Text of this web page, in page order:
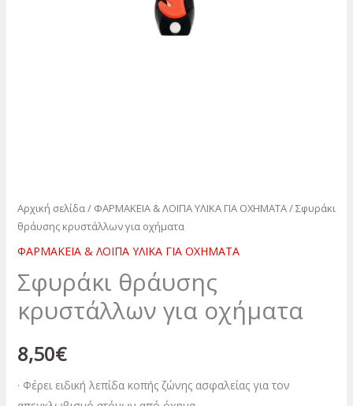
Αρχική σελίδα/ ΦΑΡΜΑΚΕΙΑ & ΛΟΙΠΑ ΥΛΙΚΑ ΓΙΑ ΟΧΗΜΑΤΑ/ Σφυράκι
θράυσης κρυστάλλων για οχήματα
ΦΑΡΜΑΚΕΙΑ & ΛΟΙΠΑ ΥΛΙΚΑ ΓΙΑ ΟΧΗΜΑΤΑ
Σφυράκι θράυσης
κρυστάλλων για οχήματα
8,50€
· Φέρει ειδική λεπίδα κοπής ζώνης ασφαλείας για τον